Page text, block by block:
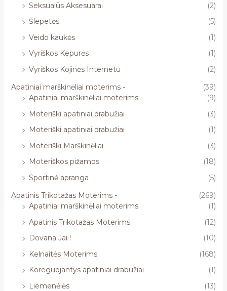
Seksualūs Aksesuarai
(2)
Šlepetės
(5)
Veido kaukės
(1)
Vyriškos Kepurės
(1)
Vyriškos Kojinės Internetu
(2)
Apatiniai marškinėliai moterims -
(39)
Apatiniai marškinėliai moterims
(9)
Moteriški apatiniai drabužiai
(3)
Moteriški apatiniai drabužiai
(1)
Moteriški Marškinėliai
(3)
Moteriškos pižamos
(18)
Sportinė apranga
(5)
Apatinis Trikotažas Moterims -
(269)
Apatiniai marškinėliai moterims
(1)
Apatinis Trikotažas Moterims
(12)
Dovana Jai !
(10)
Kelnaitės Moterims
(168)
Koreguojantys apatiniai drabužiai
(1)
Liemenėlės
(13)